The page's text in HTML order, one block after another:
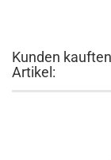
Kunden
Artikel: